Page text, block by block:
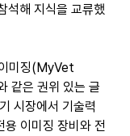
석해 지식을 교류했
미징(MyVet
같은 권위 있는 글
시장에서 기술력
이미징 장비와 전